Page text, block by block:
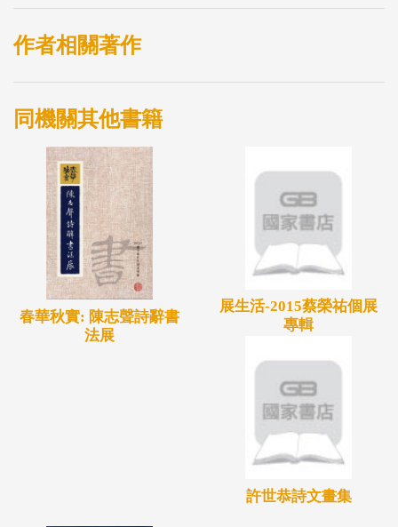
獎，以及2005年榮獲大墩美展第一名及大墩獎等殊
榮，邱錦緞還經常獲邀到歐美舉行竹編巡迴展覽，近
許多靈感與創意，比較不同於過去傳統只純粹使用單
一的材料進行編製，現代的竹編已經開始設計與陶、
層積竹、布料、皮革、皮草和金屬等異質材料結合的
工藝產品了。」
老師回憶過去在竹山高中竹編推廣班學習的過程，在
學習劈竹的階段挫折感最大，因為作竹編需要用到的
竹片都要靠自己手工劈竹，劈竹的過程是把竹筒對開
後，經過定寬、倒角和修厚度步驟，而當作品需要用
到薄的竹片時，就必須再把竹片修薄，但愈薄的竹片
就愈不好修，初學的時候，常常都會劈到自己的手受
傷，而且劈出來的竹片失敗率還滿高的，老師對竹編
後，邱錦緞又繼續在傳統藝術中心開辦的竹山竹藝傳
山老師學得比較久，一樣從劈竹開始學，因為要幫忙
作者相關著作
同機關其他書籍
春華秋實: 陳志聲詩辭書
法展
展生活-2015蔡榮祐個展
專輯
許世恭詩文畫集